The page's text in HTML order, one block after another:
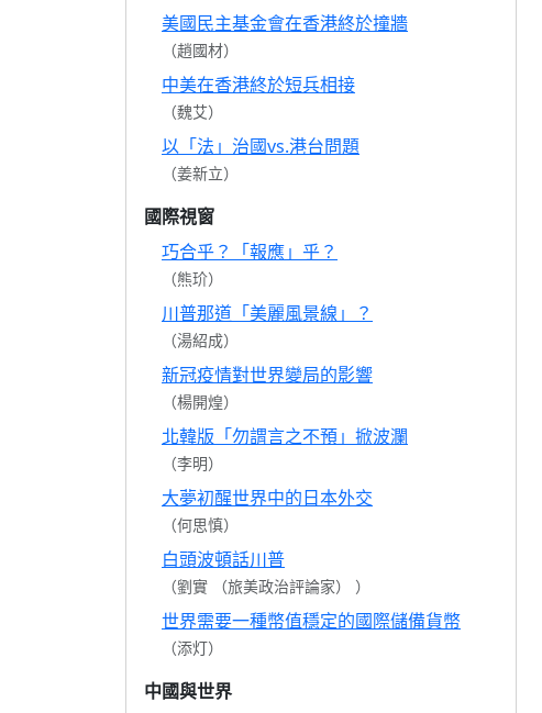
美國民主基金會在香港終於撞牆
（趙國材）
中美在香港終於短兵相接
（魏艾）
以「法」治國vs.港台問題
（姜新立）
國際視窗
巧合乎？「報應」乎？
（熊玠）
川普那道「美麗風景線」？
（湯紹成）
新冠疫情對世界變局的影響
（楊開煌）
北韓版「勿謂言之不預」掀波瀾
（李明）
大夢初醒世界中的日本外交
（何思慎）
白頭波頓話川普
（劉實 （旅美政治評論家） ）
世界需要一種幣值穩定的國際儲備貨幣
（添灯）
中國與世界